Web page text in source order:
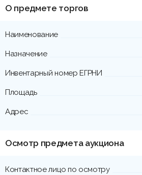
О предмете торгов
Наименование
Назначение
Инвентарный номер ЕГРНИ
Площадь
Адрес
Осмотр предмета аукциона
Контактное лицо по осмотру